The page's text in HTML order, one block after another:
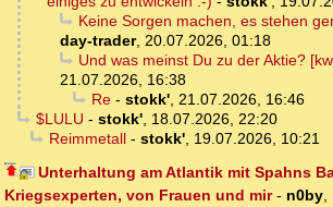
Keine Sorgen machen, es stehen
day-trader, 20.07.2026, 01:18
Und was meinst Du zu der Aktie?
21.07.2026, 16:38
Re- stokk', 21.07.2026, 16:46
$LULU - stokk', 18.07.2026, 22:20
Reimmetall- stokk', 19.07.2026, 10:21
Unterhaltung am Atlantik mit Spahns
Kriegsexperten, von Frauen und mir- n0by,